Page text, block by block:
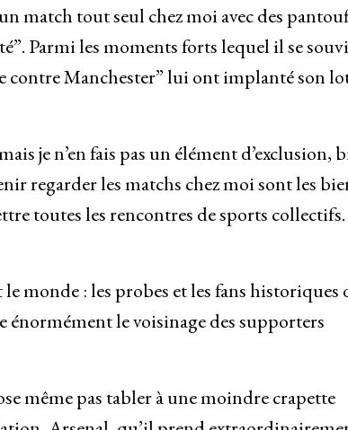
match tout seul chez moi avec des
Parmi les moments forts lequel il se
contre Manchester” lui ont implanté son
je n’en fais pas un élément d’exclusion,
regarder les matchs chez moi sont les
toutes les rencontres de sports
monde : les probes et les fans historiques
énormément le voisinage des supporters
même pas tabler à une moindre crapette